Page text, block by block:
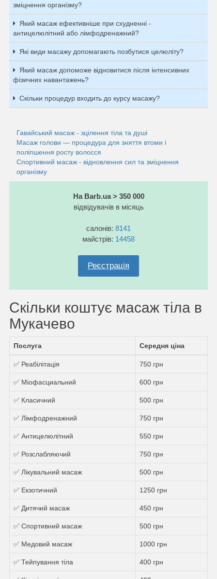
зміцнення організму?
Який масаж ефективніше при схудненні -
антицелюлітний або лімфодренажний?
Які види масажу допомагають позбутися целюліту?
Який масаж допоможе відновитися після інтенсивних
фізичних навантажень?
Скільки процедур входить до курсу масажу?
Гавайський масаж - зцілення тіла та душі
Масаж голови — процедура для зняття втоми і
поліпшення росту волосся
Спортивний масаж - відновлення сил та зміцнення
організму
На Barb.ua > 350 000
відвідувачів в місяць
салонів: 8141
майстрів: 14458
Реєстрація
Скільки коштує масаж тіла в
Мукачево
Послуга Середня ціна
✅ Реабілітація 750 грн
✅ Міофасциальний 600 грн
✅ Класичний 500 грн
✅ Лімфодренажний 750 грн
✅ Антицелюлітний 550 грн
✅ Розслабляючий 750 грн
✅ Лікувальний масаж 500 грн
✅ Екзотичний 1250 грн
✅ Дитячий масаж 450 грн
✅ Спортивний масаж 500 грн
✅ Медовий масаж 1000 грн
✅ Тейпування тіла 400 грн